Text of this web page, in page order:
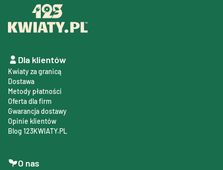
Dla klientów
Kwiaty za granicą
Dostawa
Metody płatności
Oferta dla firm
Gwarancja dostawy
Opinie klientów
Blog 123KWIATY.PL
O nas